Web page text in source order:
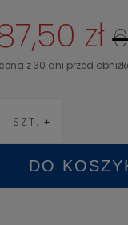
zł
z 30 dni przed
SZT.
DO